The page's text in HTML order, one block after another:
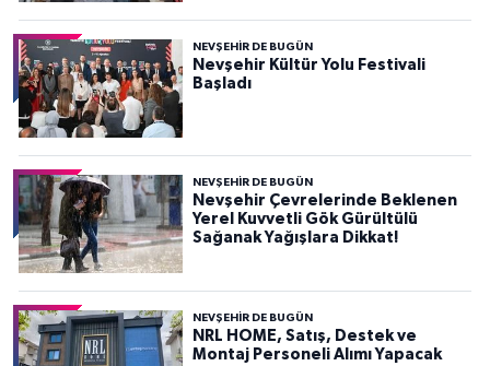
NEVŞEHIR DE BUGÜN
Nevşehir Kültür Yolu Festivali
Başladı
NEVŞEHIR DE BUGÜN
Nevşehir Çevrelerinde Beklenen
Yerel Kuvvetli Gök Gürültülü
Sağanak Yağışlara Dikkat!
NEVŞEHIR DE BUGÜN
NRL HOME, Satış, Destek ve
Montaj Personeli Alımı Yapacak